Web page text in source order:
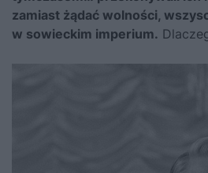
zamiast żądać wolności,
w sowieckim imperium.